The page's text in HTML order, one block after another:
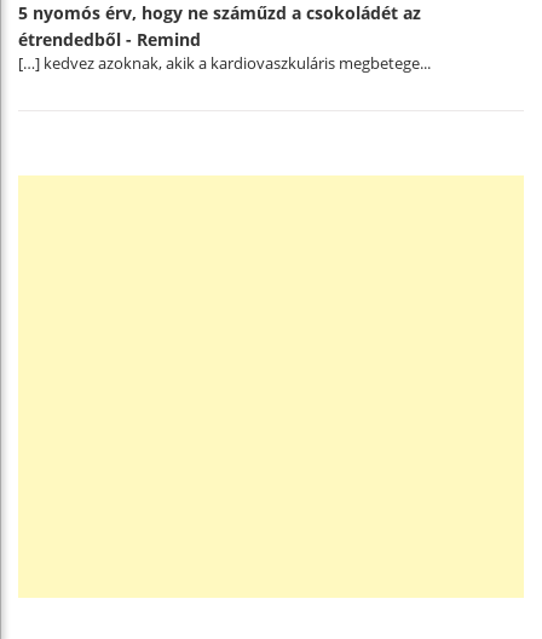
5 nyomós érv, hogy ne száműzd a csokoládét az
étrendedből - Remind
[…] kedvez azoknak, akik a kardiovaszkuláris megbetege...